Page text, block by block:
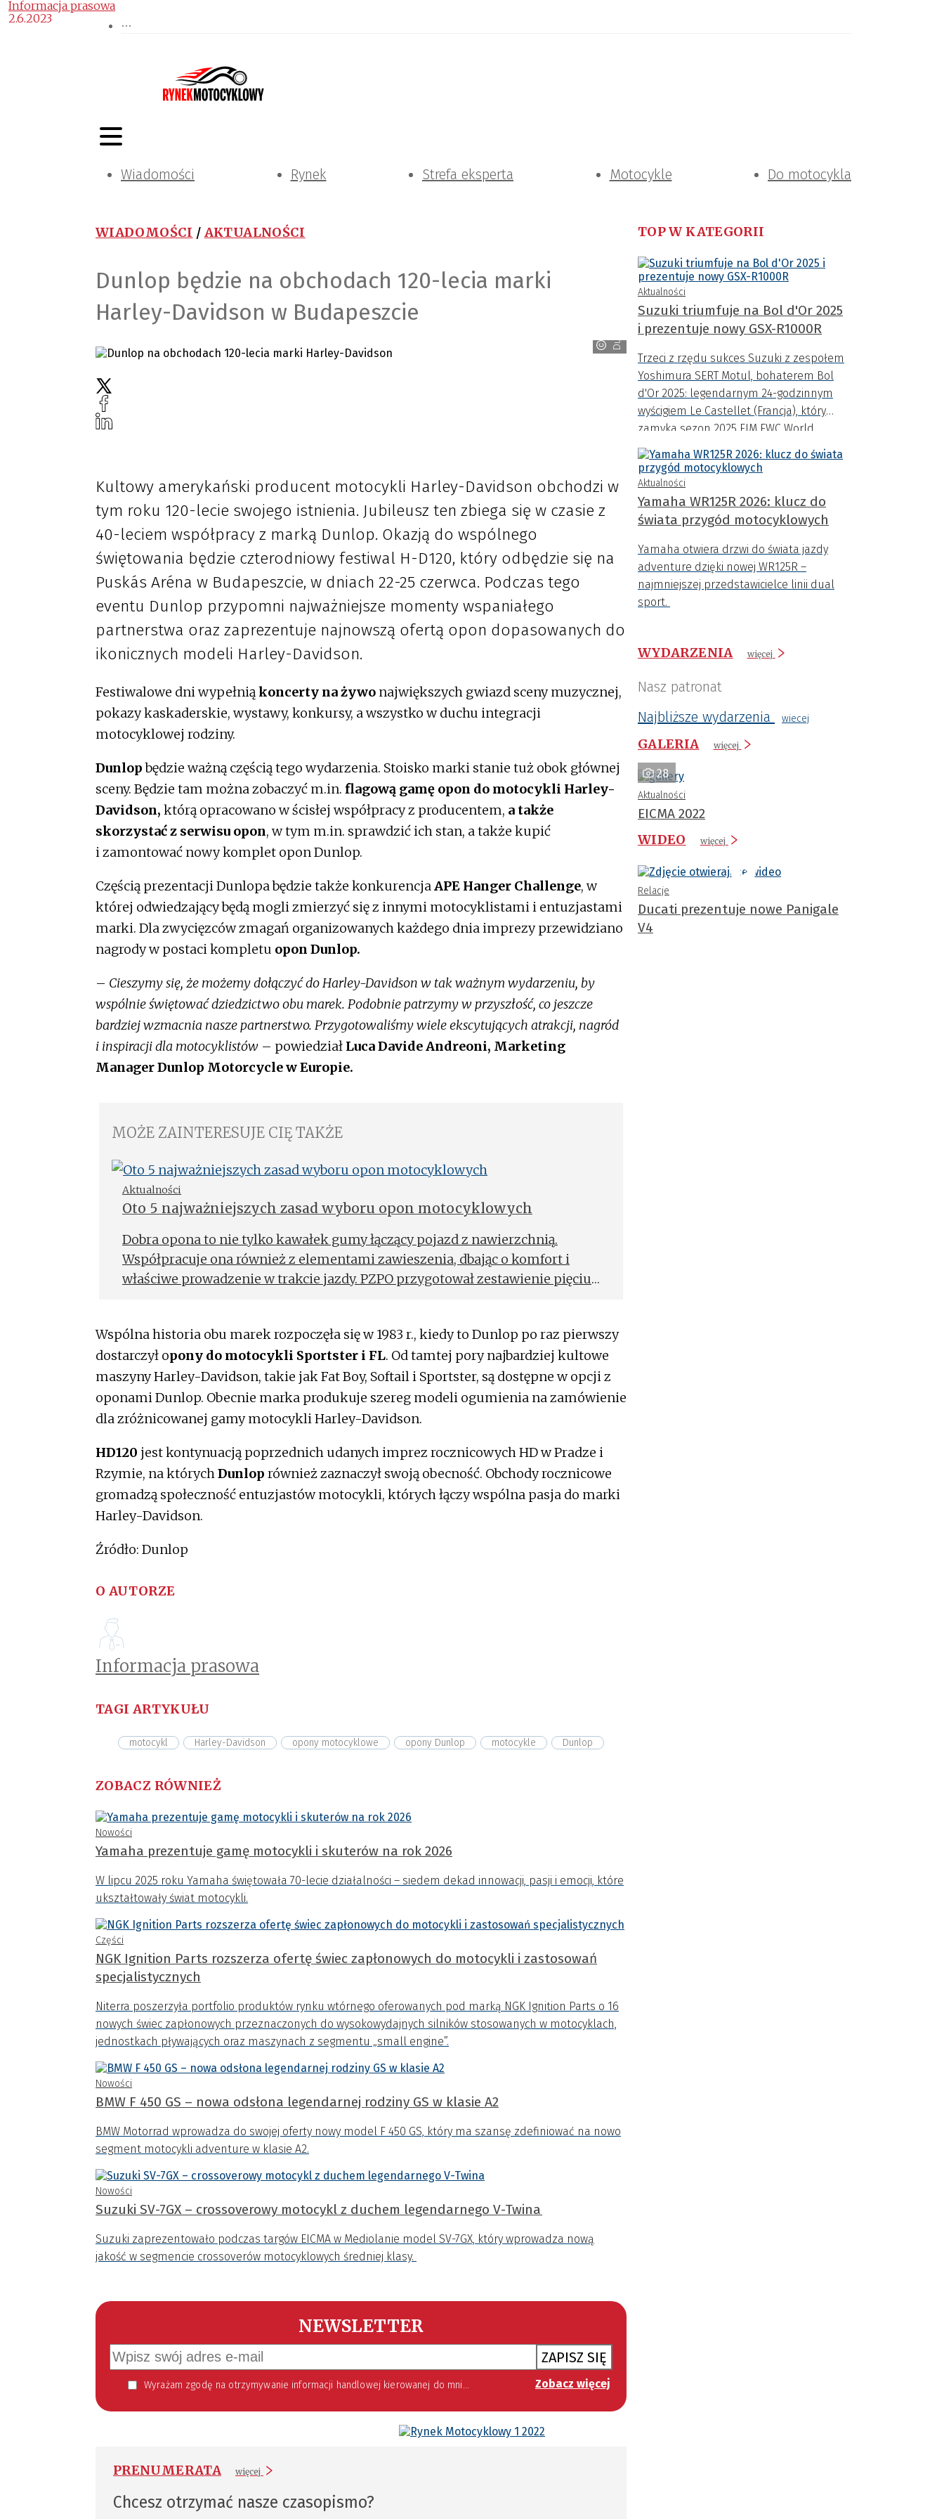
Wiadomości Rynek Strefa eksperta Motocykle Do motocykla
WIADOMOŚCI / AKTUALNOŚCI
Dunlop będzie na obchodach 120-lecia marki
Harley-Davidson w Budapeszcie
Dunlop
Informacja prasowa
2.6.2023
Kultowy amerykański producent motocykli Harley-Davidson obchodzi w
tym roku 120-lecie swojego istnienia. Jubileusz ten zbiega się w czasie z
40-leciem współpracy z marką Dunlop. Okazją do wspólnego
świętowania będzie czterodniowy festiwal H-D120, który odbędzie się na
Puskás Aréna w Budapeszcie, w dniach 22-25 czerwca. Podczas tego
eventu Dunlop przypomni najważniejsze momenty wspaniałego
partnerstwa oraz zaprezentuje najnowszą ofertą opon dopasowanych do
ikonicznych modeli Harley-Davidson.
Festiwalowe dni wypełniąkoncerty na żywo największych gwiazd sceny muzycznej,
pokazy kaskaderskie, wystawy, konkursy, a wszystko w duchu integracji
motocyklowej rodziny.
Dunlopbędzie ważną częścią tego wydarzenia. Stoisko marki stanie tuż obok głównej
sceny. Będzie tam można zobaczyć m.in. flagową gamę opon do motocykli Harley-
Davidson, którą opracowano w ścisłej współpracy z producentem, a także
skorzystać z serwisu opon, w tym m.in. sprawdzić ich stan, a także kupić
i zamontować nowy komplet opon Dunlop.
Częścią prezentacji Dunlopa będzie także konkurencjaAPE Hanger Challenge, w
której odwiedzający będą mogli zmierzyć się z innymi motocyklistami i entuzjastami
marki. Dla zwycięzców zmagań organizowanych każdego dnia imprezy przewidziano
nagrody w postaci kompletu opon Dunlop.
– Cieszymy się, że możemy dołączyć do Harley-Davidson w tak ważnym wydarzeniu, by
wspólnie świętować dziedzictwo obu marek. Podobnie patrzymy w przyszłość, co jeszcze
bardziej wzmacnia nasze partnerstwo. Przygotowaliśmy wiele ekscytujących atrakcji, nagród
i inspiracji dla motocyklistów – powiedział Luca Davide Andreoni, Marketing
Manager Dunlop Motorcycle w Europie.
MOŻE ZAINTERESUJE CIĘ TAKŻE
Aktualności
Oto 5 najważniejszych zasad wyboru opon motocyklowych
Dobra opona to nie tylko kawałek gumy łączący pojazd z nawierzchnią.
Współpracuje ona również z elementami zawieszenia, dbając o komfort i
właściwe prowadzenie w trakcie jazdy. PZPO przygotował zestawienie pięciu
Wspólna historia obu marek rozpoczęła się w 1983 r., kiedy to Dunlop po raz pierwszy
dostarczył opony do motocykli Sportster i FL. Od tamtej pory najbardziej kultowe
maszyny Harley-Davidson, takie jak Fat Boy, Softail i Sportster, są dostępne w opcji z
oponami Dunlop. Obecnie marka produkuje szereg modeli ogumienia na zamówienie
dla zróżnicowanej gamy motocykli Harley-Davidson.
HD120 jest kontynuacją poprzednich udanych imprez rocznicowych HD w Pradze i
Rzymie, na którychDunlop również zaznaczył swoją obecność. Obchody rocznicowe
gromadzą społeczność entuzjastów motocykli, których łączy wspólna pasja do marki
Harley-Davidson.
Źródło: Dunlop
O AUTORZE
Informacja prasowa
TAGI ARTYKUŁU
motocykl Harley-Davidson opony motocyklowe opony Dunlop motocykle Dunlop
ZOBACZ RÓWNIEŻ
Nowości
Yamaha prezentuje gamę motocykli i skuterów na rok 2026
W lipcu 2025 roku Yamaha świętowała 70-lecie działalności – siedem dekad innowacji, pasji i emocji, które
ukształtowały świat motocykli.
Części
NGK Ignition Parts rozszerza ofertę świec zapłonowych do motocykli i zastosowań
specjalistycznych
Niterra poszerzyła portfolio produktów rynku wtórnego oferowanych pod marką NGK Ignition Parts o 16
nowych świec zapłonowych przeznaczonych do wysokowydajnych silników stosowanych w motocyklach,
jednostkach pływających oraz maszynach z segmentu „small engine”.
Nowości
BMW F 450 GS – nowa odsłona legendarnej rodziny GS w klasie A2
BMW Motorrad wprowadza do swojej oferty nowy model F 450 GS, który ma szansę zdefiniować na nowo
segment motocykli adventure w klasie A2.
Nowości
Suzuki SV-7GX – crossoverowy motocykl z duchem legendarnego V-Twina
Suzuki zaprezentowało podczas targów EICMA w Mediolanie model SV-7GX, który wprowadza nową
jakość w segmencie crossoverów motocyklowych średniej klasy.
NEWSLETTER
ZAPISZ SIĘ
Wyrażam zgodę na otrzymywanie informacji handlowej kierowanej do mnie za pomocą środków komunikacji elektronicznej w szczególności poczty elektronicznej zgodnie z przepisem art. 10 ust 2 ustawy z dnia 18 lipca 2002 roku o świadczeniu usług drogą elektroniczną (Dz. U. 144 z 2002 r. poz. 1204). Zgoda jest dobrowolna, jednak jej wyrażenie jest konieczne, aby otrzymywać newsletter. Zobacz więcej
PRENUMERATA więcej
Chcesz otrzymać nasze czasopismo?
TOP W KATEGORII
Aktualności
Suzuki triumfuje na Bol d'Or 2025
i prezentuje nowy GSX-R1000R
Trzeci z rzędu sukces Suzuki z zespołem
Yoshimura SERT Motul, bohaterem Bol
d'Or 2025: legendarnym 24-godzinnym
wyścigiem Le Castellet (Francja), który
zamyka sezon 2025 FIM EWC World
Endurance Championship.
Aktualności
Yamaha WR125R 2026: klucz do
świata przygód motocyklowych
Yamaha otwiera drzwi do świata jazdy
adventure dzięki nowej WR125R –
najmniejszej przedstawicielce linii dual
sport.
WYDARZENIA więcej
Nasz patronat
Najbliższe wydarzenia
wiecej
GALERIA więcej
28
Aktualności
EICMA 2022
WIDEO
więcej
Relacje
Ducati prezentuje nowe Panigale
V4